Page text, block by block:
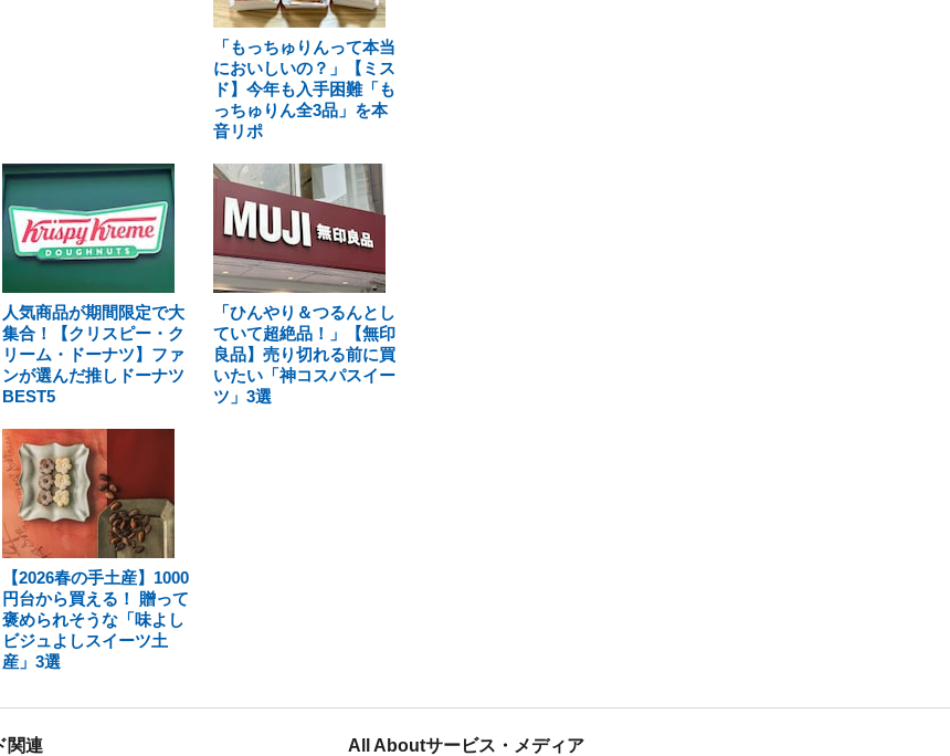
「もっちゅりんって本当
においしいの？」【ミス
ド】今年も入手困難「も
っちゅりん全3品」を本
音リポ
人気商品が期間限定で大
集合！【クリスピー・ク
リーム・ドーナツ】ファ
ンが選んだ推しドーナツ
BEST5
「ひんやり＆つるんとし
ていて超絶品！」【無印
良品】売り切れる前に買
いたい「神コスパスイー
ツ」3選
【2026春の手土産】1000
円台から買える！ 贈って
褒められそうな「味よし
ビジュよしスイーツ土
産」3選
関連 All Aboutサービス・メディア